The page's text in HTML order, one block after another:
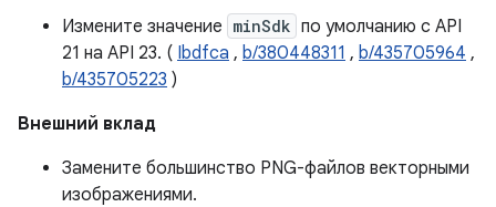
Измените значение minSdk по умолчанию с API
21 на API 23. ( Ibdfca , b/380448311 , b/435705964 ,
b/435705223 )
Внешний вклад
Замените большинство PNG-файлов векторными
изображениями.